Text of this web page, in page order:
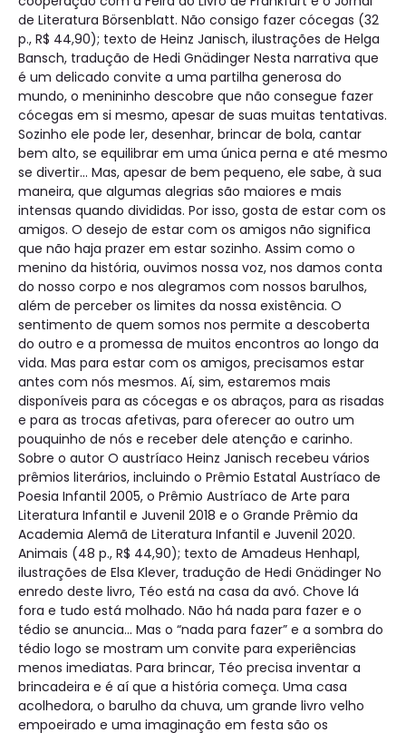
de Literatura Börsenblatt. Não consigo fazer cócegas (32
p., R$ 44,90); texto de Heinz Janisch, ilustrações de Helga
Bansch, tradução de Hedi Gnädinger Nesta narrativa que
é um delicado convite a uma partilha generosa do
mundo, o menininho descobre que não consegue fazer
cócegas em si mesmo, apesar de suas muitas tentativas.
Sozinho ele pode ler, desenhar, brincar de bola, cantar
bem alto, se equilibrar em uma única perna e até mesmo
se divertir... Mas, apesar de bem pequeno, ele sabe, à sua
maneira, que algumas alegrias são maiores e mais
intensas quando divididas. Por isso, gosta de estar com os
amigos. O desejo de estar com os amigos não significa
que não haja prazer em estar sozinho. Assim como o
menino da história, ouvimos nossa voz, nos damos conta
do nosso corpo e nos alegramos com nossos barulhos,
além de perceber os limites da nossa existência. O
sentimento de quem somos nos permite a descoberta
do outro e a promessa de muitos encontros ao longo da
vida. Mas para estar com os amigos, precisamos estar
antes com nós mesmos. Aí, sim, estaremos mais
disponíveis para as cócegas e os abraços, para as risadas
e para as trocas afetivas, para oferecer ao outro um
pouquinho de nós e receber dele atenção e carinho.
Sobre o autor O austríaco Heinz Janisch recebeu vários
prêmios literários, incluindo o Prêmio Estatal Austríaco de
Poesia Infantil 2005, o Prêmio Austríaco de Arte para
Literatura Infantil e Juvenil 2018 e o Grande Prêmio da
Academia Alemã de Literatura Infantil e Juvenil 2020.
Animais (48 p., R$ 44,90); texto de Amadeus Henhapl,
ilustrações de Elsa Klever, tradução de Hedi Gnädinger No
enredo deste livro, Téo está na casa da avó. Chove lá
fora e tudo está molhado. Não há nada para fazer e o
tédio se anuncia... Mas o “nada para fazer” e a sombra do
tédio logo se mostram um convite para experiências
menos imediatas. Para brincar, Téo precisa inventar a
brincadeira e é aí que a história começa. Uma casa
acolhedora, o barulho da chuva, um grande livro velho
empoeirado e uma imaginação em festa são os